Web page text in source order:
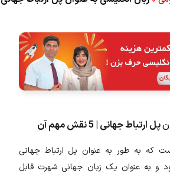
پل ارتباط جهانی | 5 نقش مهم آن
که به طور به عنوان پل ارتباط جهانی
به عنوان یک زبان جهانی شهرت قابل